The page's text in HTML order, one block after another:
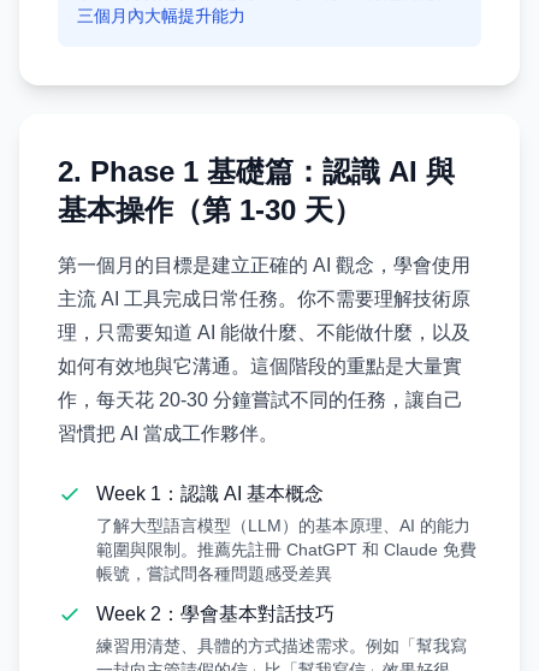
三個月內大幅提升能力
2. Phase 1 基礎篇：認識 AI 與
基本操作（第 1-30 天）
第一個月的目標是建立正確的 AI 觀念，學會使用
主流 AI 工具完成日常任務。你不需要理解技術原
理，只需要知道 AI 能做什麼、不能做什麼，以及
如何有效地與它溝通。這個階段的重點是大量實
作，每天花 20-30 分鐘嘗試不同的任務，讓自己
習慣把 AI 當成工作夥伴。
Week 1：認識 AI 基本概念
了解大型語言模型（LLM）的基本原理、AI 的能力
範圍與限制。推薦先註冊 ChatGPT 和 Claude 免費
帳號，嘗試問各種問題感受差異
Week 2：學會基本對話技巧
練習用清楚、具體的方式描述需求。例如「幫我寫